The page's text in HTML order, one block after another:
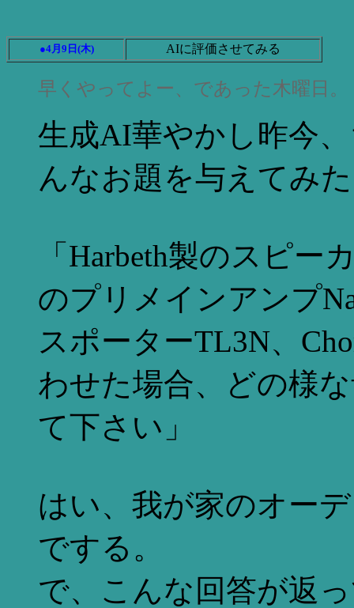
●4月9日(木) AIに評価させてみる
早くやってよー、であった木曜日。
生成AI華やかし昨今
んなお題を与えてみ
「Harbeth製のスピー
のプリメインアンプ
スポーターTL3N、
わせた場合、どの様
て下さい」
はい、我が家のオー
でする。
で、こんな回答が返